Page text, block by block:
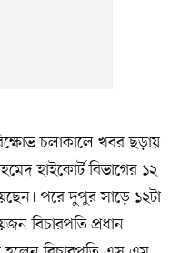
চলাকালে খবর ছড়ায়
হাইকোর্ট বিভাগের ১২
পরে দুপুর সাড়ে ১২টা
বিচারপতি প্রধান